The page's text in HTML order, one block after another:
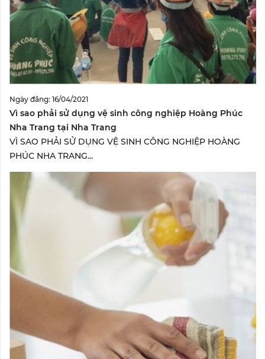
Ngày đăng: 16/04/2021
Vì sao phải sử dụng vệ sinh công nghiệp Hoàng Phúc
Nha Trang tại Nha Trang
VÌ SAO PHẢI SỬ DỤNG VỆ SINH CÔNG NGHIỆP HOÀNG
PHÚC NHA TRANG...